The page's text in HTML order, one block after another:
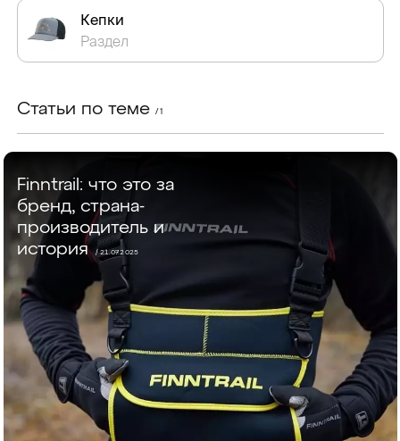
Кепки
Раздел
Статьи по теме / 1
Finntrail: что это за
бренд, страна-
производитель и
история/ 21.07.2025